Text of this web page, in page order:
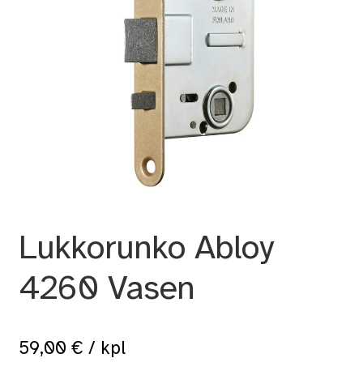
Lukkorunko Abloy
4260 Vasen
59,00 € / kpl